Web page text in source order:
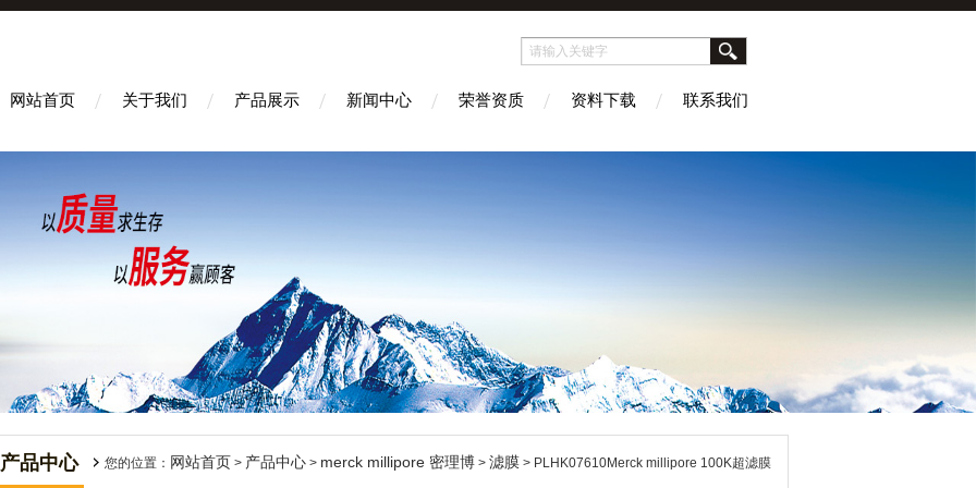
网站首页 关于我们 产品展示 新闻中心 荣誉资质 资料下载 联系我们
产品中心 您的位置： 网站首页 > 产品中心 > merck millipore 密理博 > 滤膜 > PLHK07610Merck millipore 100K超滤膜